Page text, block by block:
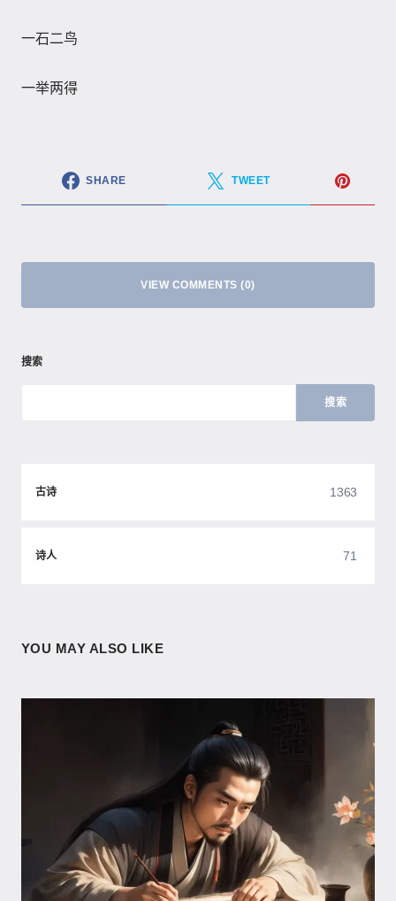
一石二鸟
一举两得
SHARE TWEET
VIEW COMMENTS (0)
搜索
搜索
古诗 1363
诗人 71
YOU MAY ALSO LIKE